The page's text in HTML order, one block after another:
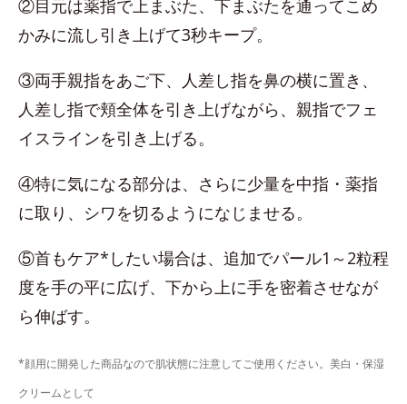
②目元は薬指で上まぶた、下まぶたを通ってこめ
かみに流し引き上げて3秒キープ。
③両手親指をあご下、人差し指を鼻の横に置き、
人差し指で頬全体を引き上げながら、親指でフェ
イスラインを引き上げる。
④特に気になる部分は、さらに少量を中指・薬指
に取り、シワを切るようになじませる。
⑤首もケア*したい場合は、追加でパール1～2粒程
度を手の平に広げ、下から上に手を密着させなが
ら伸ばす。
*顔用に開発した商品なので肌状態に注意してご使用ください。美白・保湿
クリームとして